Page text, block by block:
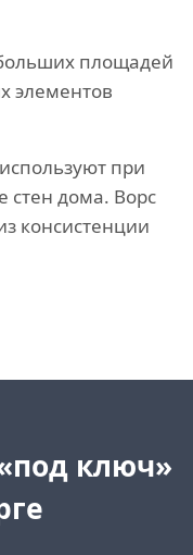
площадей
элементов
при
стен дома. Ворс
консистенции
ключ»